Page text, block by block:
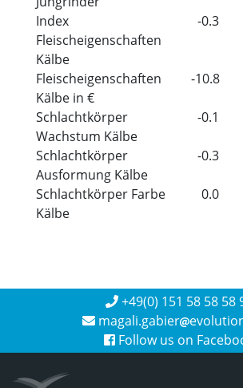
Index
Fleischeigenschaften
Kälbe
-0.3
Fleischeigenschaften
Kälbe in €
-10.8
Schlachtkörper
Wachstum Kälbe
-0.1
Schlachtkörper
Ausformung Kälbe
-0.3
Schlachtkörper Farbe
Kälbe
0.0
+49(0) 151 58 58 58
magali.gabier
Follow us on